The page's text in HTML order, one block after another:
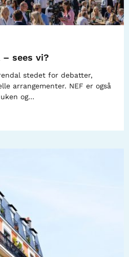
– sees vi?
stedet for debatter,
arrangementer. NEF er også
og…